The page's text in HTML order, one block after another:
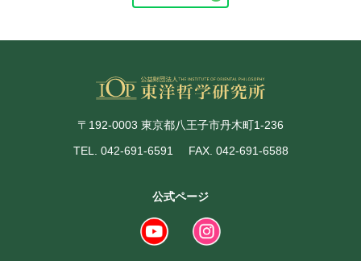
〒192-0003 東京都八王子市丹木町1-236
TEL. 042-691-6591
FAX. 042-691-6588
公式ページ